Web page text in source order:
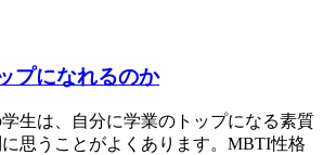
プになれるのか
生は、自分に学業のトップになる素質
思うことがよくあります。MBTI性格